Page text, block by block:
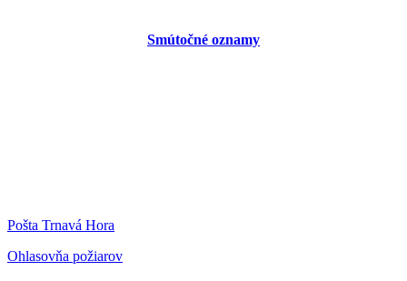
Smútočné oznamy
Pošta Trnavá Hora
Ohlasovňa požiarov